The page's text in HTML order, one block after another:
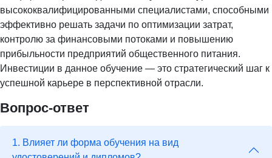
высококвалифицированными специалистами, способными
эффективно решать задачи по оптимизации затрат,
контролю за финансовыми потоками и повышению
прибыльности предприятий общественного питания.
Инвестиции в данное обучение — это стратегический шаг к
успешной карьере в перспективной отрасли.
Вопрос-ответ
1. Влияет ли форма обучения на вид